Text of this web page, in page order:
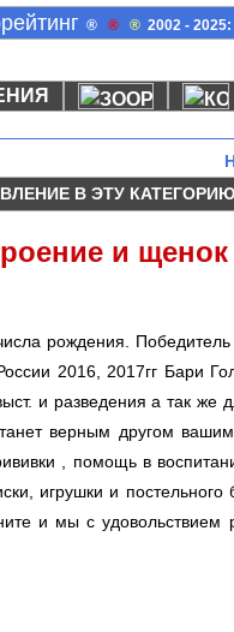
® ® ® 2002 -
В ЭТУ КАТЕГОРИЮ
и
рождения.
2016, 2017гг Бари
и разведения а так же
верным другом
, помощь в
игрушки и
и мы с